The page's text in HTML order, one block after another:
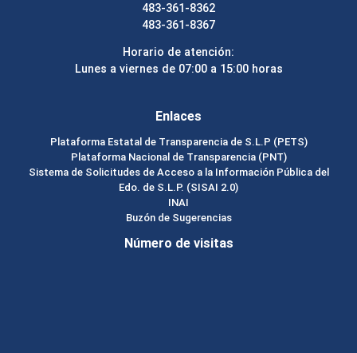
483-361-8362
483-361-8367
Horario de atención:
Lunes a viernes de 07:00 a 15:00 horas
Enlaces
Plataforma Estatal de Transparencia de S.L.P (PETS)
Plataforma Nacional de Transparencia (PNT)
Sistema de Solicitudes de Acceso a la Información Pública del
Edo. de S.L.P. (SISAI 2.0)
INAI
Buzón de Sugerencias
Número de visitas